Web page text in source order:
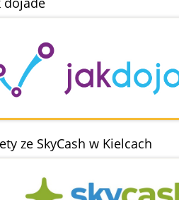
ze SkyCash w Kielcach